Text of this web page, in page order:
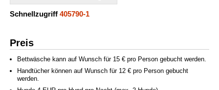
Schnellzugriff 405790-1
Preis
Bettwäsche kann auf Wunsch für 15 € pro Person gebucht werden.
Handtücher können auf Wunsch für 12 € pro Person gebucht
werden.